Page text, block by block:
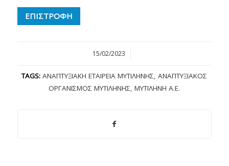
ΕΠΙΣΤΡΟΦΗ
15/02/2023
/
TAGS: ΑΝΑΠΤΥΞΙΑΚΉ ΕΤΑΙΡΕΊΑ ΜΥΤΙΛΉΝΗΣ,ΑΝΑΠΤΥΞΙΑΚΌΣ
ΟΡΓΑΝΙΣΜΌΣ ΜΥΤΙΛΉΝΗΣ,ΜΥΤΙΛΉΝΗ Α.Ε.